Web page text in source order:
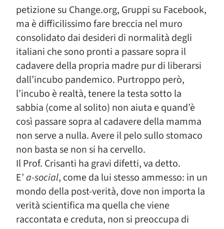
petizione su Change.org, Gruppi su Facebook,
ma è difficilissimo fare breccia nel muro
consolidato dai desideri di normalità degli
italiani che sono pronti a passare sopra il
cadavere della propria madre pur di liberarsi
dall’incubo pandemico. Purtroppo però,
l’incubo è realtà, tenere la testa sotto la
sabbia (come al solito) non aiuta e quand’è
così passare sopra al cadavere della mamma
non serve a nulla. Avere il pelo sullo stomaco
non basta se non si ha cervello.
Il Prof. Crisanti ha gravi difetti, va detto.
E’a-social, come da lui stesso ammesso: in un
mondo della post-verità, dove non importa la
verità scientifica ma quella che viene
raccontata e creduta, non si preoccupa di